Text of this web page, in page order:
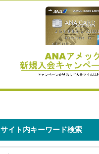
サイト内キーワード検索